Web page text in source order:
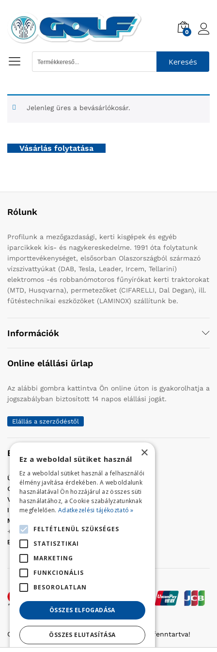
0
Keresés
Jelenleg üres a bevásárlókosár.
Vásárlás folytatása
Rólunk
Profilunk a mezőgazdasági, kerti kisgépek és egyéb
iparcikkek kis- és nagykereskedelme. 1991 óta folytatunk
importtevékenységet, elsősorban Olaszországból származó
vízszivattyúkat (DAB, Tesla, Leader, Ircem, Tellarini)
elektromos -és robbanómotoros fűnyírókat kerti traktorokat
(MTD, Husqvarna), permetezőket (CIFARELLI, Dal Degan), ill.
fűtéstechnikai eszközöket (LAMINOX) szállítunk be.
Információk
Online elállási űrlap
Az alábbi gombra kattintva Ön online úton is gyakorolhatja a
jogszabályban biztosított 14 napos elállási jogát.
Elállás a szerződéstől
Elérhetőség
Üzletünk címe:Szolnok, Vércse út 17.
Golf Center Áruház:06 (56) 423-324
VÁR-Kert Áruház: 06 (56) 429-771
Iroda:06 (56) 421-857
Megrendelés, termék információ:
+36 (70) 938-3356
E-mail:
golfaruhaz@gmail.com
Copyright © 2022 Golfker Kft. - Minden jog fenntartva!
×
Ez a weboldal sütiket használ
Ez a weboldal sütiket használ a felhasználói
élmény javítása érdekében. A weboldalunk
használatával Ön hozzájárul az összes süti
használatához, a Cookie szabályzatunknak
megfelelően. Adatkezelési tájékoztató »
FELTÉTLENÜL SZÜKSÉGES
STATISZTIKAI
MARKETING
FUNKCIONÁLIS
BESOROLATLAN
ÖSSZES ELFOGADÁSA
ÖSSZES ELUTASÍTÁSA